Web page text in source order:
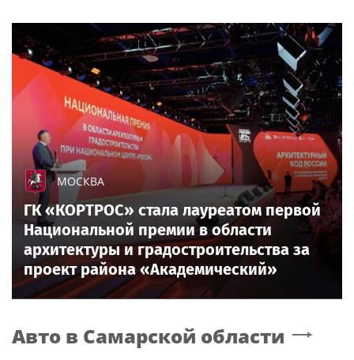
МОСКВА
ГК «КОРТРОС» стала лауреатом первой
Национальной премии в области
архитектуры и градостроительства за
проект района «Академический»
Авто в Самарской области